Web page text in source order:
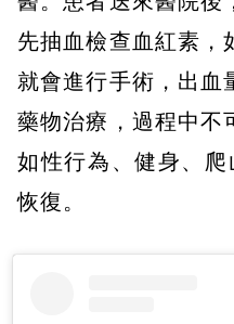
先抽血檢查血紅素，
就會進行手術，出血
藥物治療，過程中不
如性行為、健身、
恢復。